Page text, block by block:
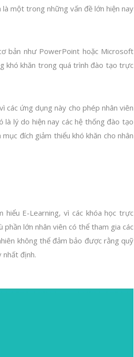
một trong những vấn đề lớn hiện nay
bản như PowerPoint hoặc Microsoft
khó khăn trong quá trình đào tạo trực
các ứng dụng này cho phép nhân viên
là lý do hiện nay các hệ thống đào tạo
đích giảm thiểu khó khăn cho nhân
E-Learning, vì các khóa học trực
lớn nhân viên có thể tham gia các
không thể đảm bảo được rằng quỹ
nhất định.